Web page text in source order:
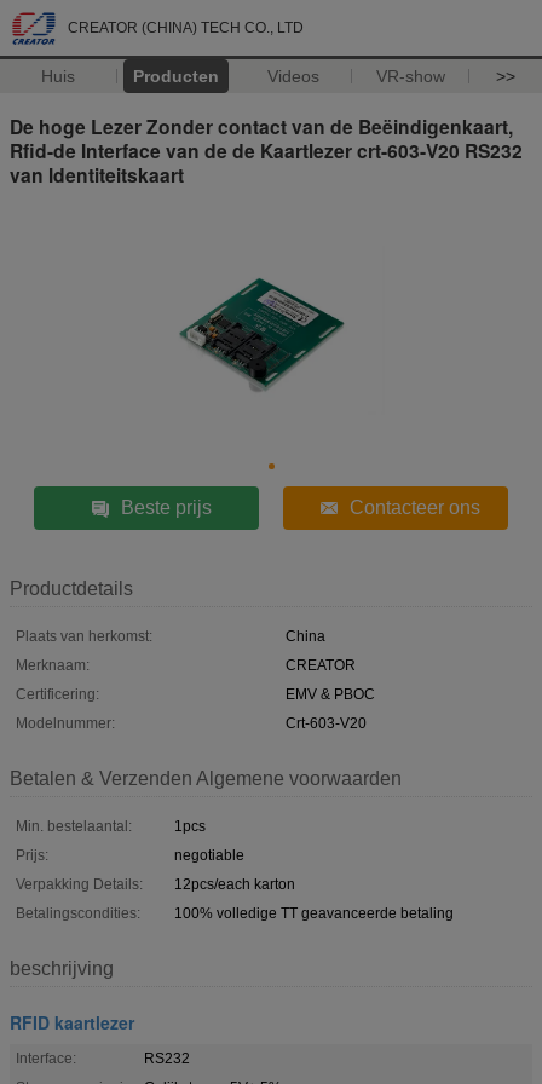
CREATOR (CHINA) TECH CO., LTD
Huis Producten Videos VR-show >>
De hoge Lezer Zonder contact van de Beëindigenkaart,
Rfid-de Interface van de de Kaartlezer crt-603-V20 RS232
van Identiteitskaart
Beste prijs Contacteer ons
Productdetails
Plaats van herkomst:
China
Merknaam:
CREATOR
Certificering:
EMV & PBOC
Modelnummer:
Crt-603-V20
Betalen & Verzenden Algemene voorwaarden
Min. bestelaantal:
1pcs
Prijs:
negotiable
Verpakking Details:
12pcs/each karton
Betalingscondities:
100% volledige TT geavanceerde betaling
beschrijving
RFID kaartlezer
Interface:
RS232